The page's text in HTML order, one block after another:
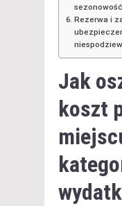
Rezerwa i
Jak
koszt